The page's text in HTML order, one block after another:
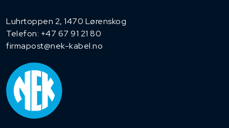
Luhrtoppen 2, 1470 Lørenskog
Telefon: +47 67 91 21 80
firmapost@nek-kabel.no